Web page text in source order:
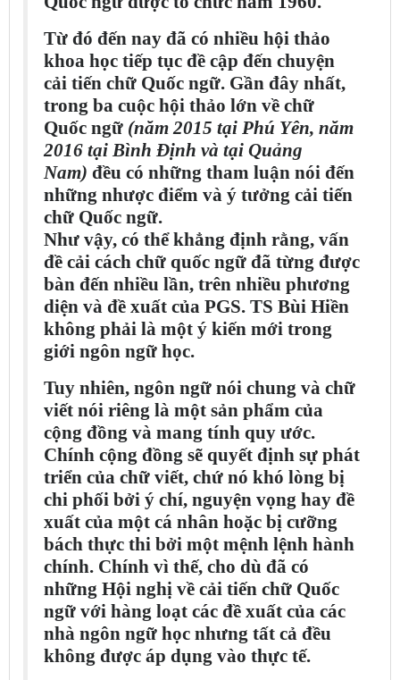
Từ đó đến nay đã có nhiều hội thảo
khoa học tiếp tục đề cập đến chuyện
cải tiến chữ Quốc ngữ. Gần đây nhất,
trong ba cuộc hội thảo lớn về chữ
Quốc ngữ (năm 2015 tại Phú Yên, năm
2016 tại Bình Định và tại Quảng
Nam) đều có những tham luận nói đến
những nhược điểm và ý tưởng cải tiến
chữ Quốc ngữ.
Như vậy, có thể khẳng định rằng, vấn
đề cải cách chữ quốc ngữ đã từng được
bàn đến nhiều lần, trên nhiều phương
diện và đề xuất của PGS. TS Bùi Hiền
không phải là một ý kiến mới trong
giới ngôn ngữ học.
Tuy nhiên, ngôn ngữ nói chung và chữ
viết nói riêng là một sản phẩm của
cộng đồng và mang tính quy ước.
Chính cộng đồng sẽ quyết định sự phát
triển của chữ viết, chứ nó khó lòng bị
chi phối bởi ý chí, nguyện vọng hay đề
xuất của một cá nhân hoặc bị cưỡng
bách thực thi bởi một mệnh lệnh hành
chính. Chính vì thế, cho dù đã có
những Hội nghị về cải tiến chữ Quốc
ngữ với hàng loạt các đề xuất của các
nhà ngôn ngữ học nhưng tất cả đều
không được áp dụng vào thực tế.